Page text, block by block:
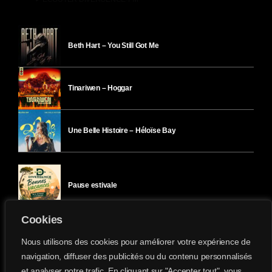
Cookies
Nous utilisons des cookies pour améliorer votre expérience de
navigation, diffuser des publicités ou du contenu personnalisés
Beth Hart – You Still Got Me
Tinariwen – Hoggar
Une Belle Histoire – Héloïse Bay
Pause estivale